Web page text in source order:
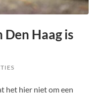
Haag is
het hier niet om een